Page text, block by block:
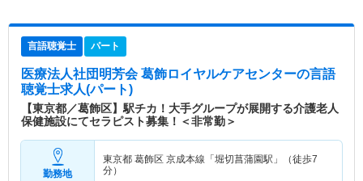
言語聴覚士 パート
医療法人社団明芳会 葛飾ロイヤルケアセンターの言語
聴覚士求人(パート)
【東京都／葛飾区】駅チカ！大手グループが展開する介護老人
保健施設にてセラピスト募集！＜非常勤＞
勤務地
東京都 葛飾区 京成本線「堀切菖蒲園駅」（徒歩7
分）